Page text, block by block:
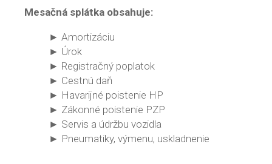
Mesačná splátka obsahuje:
► Amortizáciu
► Úrok
► Registračný poplatok
► Cestnú daň
► Havarijné poistenie HP
► Zákonné poistenie PZP
► Servis a údržbu vozidla
► Pneumatiky, výmenu, uskladnenie